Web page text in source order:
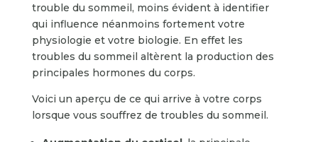
trouble du sommeil, moins évident à identifier
qui influence néanmoins fortement votre
physiologie et votre biologie. En effet les
troubles du sommeil altèrent la production des
principales hormones du corps.
Voici un aperçu de ce qui arrive à votre corps
lorsque vous souffrez de troubles du sommeil.